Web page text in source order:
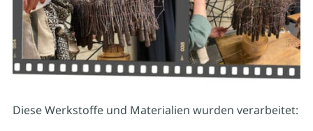
Diese Werkstoffe und Materialien wurden verarbeitet: